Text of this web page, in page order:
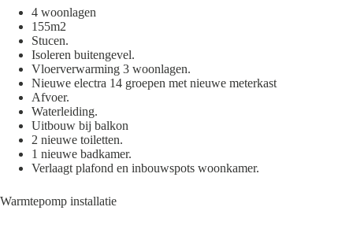
4 woonlagen
155m2
Stucen.
Isoleren buitengevel.
Vloerverwarming 3 woonlagen.
Nieuwe electra 14 groepen met nieuwe meterkast
Afvoer.
Waterleiding.
Uitbouw bij balkon
2 nieuwe toiletten.
1 nieuwe badkamer.
Verlaagt plafond en inbouwspots woonkamer.
Warmtepomp installatie